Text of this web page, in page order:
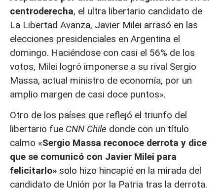
centroderecha, el ultra libertario candidato de
La Libertad Avanza, Javier Milei arrasó en las
elecciones presidenciales en Argentina el
domingo. Haciéndose con casi el 56% de los
votos, Milei logró imponerse a su rival Sergio
Massa, actual ministro de economía, por un
amplio margen de casi doce puntos».
Otro de los países que reflejó el triunfo del
libertario fue CNN Chile donde con un título
calmo «Sergio Massa reconoce derrota y dice
que se comunicó con Javier Milei para
felicitarlo» solo hizo hincapié en la mirada del
candidato de Unión por la Patria tras la derrota.